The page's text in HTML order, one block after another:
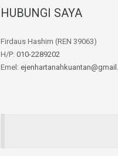
HUBUNGI SAYA
Firdaus Hashim (REN 39063)
H/P: 010-2289202
Emel: